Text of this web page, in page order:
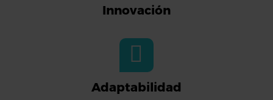
Innovación
Adaptabilidad